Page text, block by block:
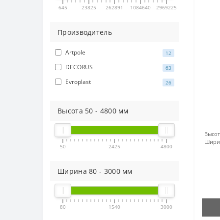
645 23825 262891 1084640 2969225
Производитель
Artpole 12
DECORUS 63
Evroplast 26
Высота 50 - 4800мм
50 2425 4800
Ширина80 - 3000мм
80 1540 3000